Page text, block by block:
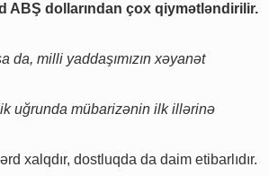
ABŞ dollarından çox qiymətləndirilir.
da, milli yaddaşımızın xəyanət
uğrunda mübarizənin ilk illərinə
xalqdır, dostluqda da daim etibarlıdır.